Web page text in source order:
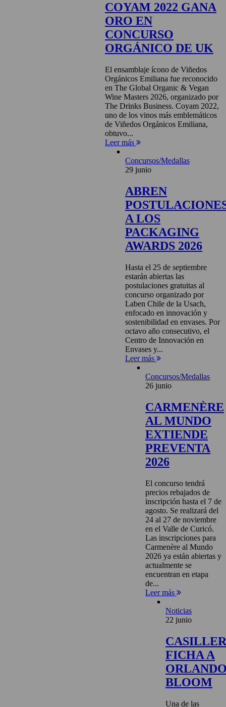
COYAM 2022 GANA
ORO EN
CONCURSO
ORGÁNICO DE UK
El ensamblaje ícono de Viñedos
Orgánicos Emiliana fue reconocido
en The Global Organic & Vegan
Wine Masters 2026, organizado por
The Drinks Business. Coyam 2022,
uno de los vinos más emblemáticos
de Viñedos Orgánicos Emiliana,
obtuvo...
Leer más
Concursos/Medallas
29 junio
ABREN
A LOS
PACKAGING
AWARDS 2026
Hasta el 25 de septiembre
estarán abiertas las
postulaciones gratuitas al
concurso organizado por
Laben Chile de la Usach,
enfocado en innovación y
sostenibilidad en envases. Por
octavo año consecutivo, el
Centro de Innovación en
Envases y...
Leer más
Concursos/Medallas
26 junio
CARMENÈRE
AL MUNDO
EXTIENDE
PREVENTA
2026
El concurso tendrá
precios rebajados de
inscripción hasta el 7 de
agosto. Se realizará del
24 al 27 de noviembre
en el Valle de Curicó.
Las inscripciones para
Carmenère al Mundo
2026 ya están abiertas y
actualmente se
encuentran en etapa
de...
Leer más
Noticias
22 junio
FICHA A
BLOOM
Una de las